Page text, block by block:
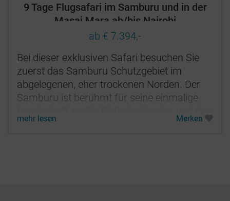
9 Tage Flugsafari im Samburu und in der
Masai Mara ab/bis Nairobi
ab € 7.394,-
Bei dieser exklusiven Safari besuchen Sie
zuerst das Samburu Schutzgebiet im
abgelegenen, eher trockenen Norden. Der
Samburu ist berühmt für seine einmalige
Stamm der halbnomadisch lebenden...
mehr lesen Merken